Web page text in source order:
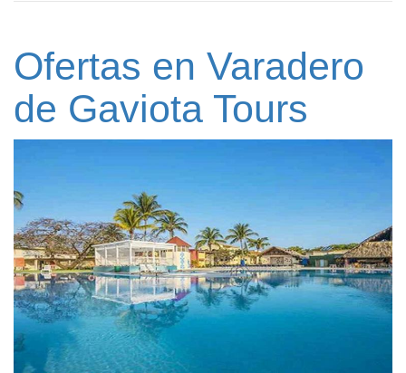
Ofertas en Varadero
de Gaviota Tours